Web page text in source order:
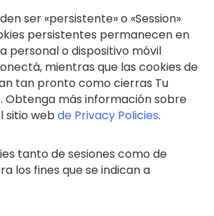
ser «persistente» o «Session»
persistentes permanecen en
personal o dispositivo móvil
mientras que las cookies de
tan pronto como cierras Tu
Obtenga más información sobre
sitio web de Privacy Policies.
tanto de sesiones como de
los fines que se indican a